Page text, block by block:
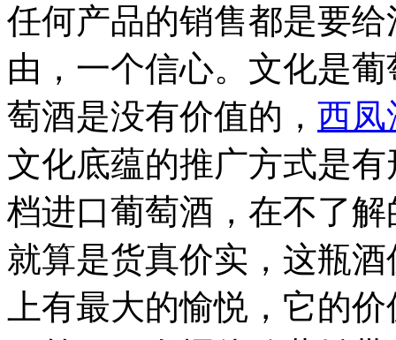
任何产品的销售都是要
由，一个信心。文化是
萄酒是没有价值的， 西凤
文化底蕴的推广方式是
档进口葡萄酒，在不了
就算是货真价实，这瓶
上有最大的愉悦，它的